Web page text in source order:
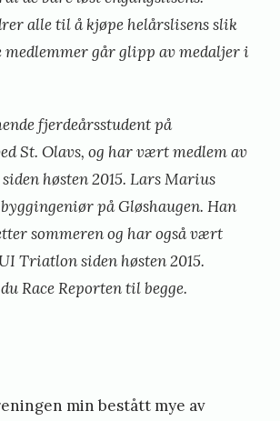
alle til å kjøpe helårslisens slik
medlemmer går glipp av medaljer i
fjerdeårsstudent på
St. Olavs, og har vært medlem av
høsten 2015. Lars Marius
på Gløshaugen. Han
sommeren og har også vært
Triatlon siden høsten 2015.
Race Reporten til begge.
min bestått mye av